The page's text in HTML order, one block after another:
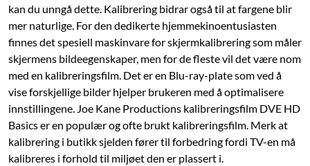
kan du unngå dette. Kalibrering bidrar også til at fargene blir
mer naturlige. For den dedikerte hjemmekinoentusiasten
finnes det spesiell maskinvare for skjermkalibrering som måler
skjermens bildeegenskaper, men for de fleste vil det være nom
med en kalibreringsfilm. Det er en Blu-ray-plate som ved å
vise forskjellige bilder hjelper brukeren med å optimalisere
innstillingene. Joe Kane Productions kalibreringsfilm DVE HD
Basics er en populær og ofte brukt kalibreringsfilm. Merk at
kalibrering i butikk sjelden fører til forbedring fordi TV-en må
kalibreres i forhold til miljøet den er plassert i.